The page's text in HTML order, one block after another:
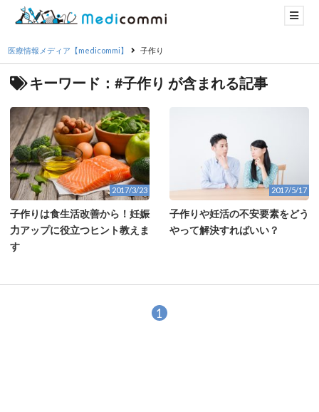
医療情報メディア【medicommi】 子作り
キーワード：#子作り が含まれる記事
2017/3/23
子作りは食生活改善から！妊娠
力アップに役立つヒント教えま
す
2017/5/17
子作りや妊活の不安要素をどう
やって解決すればいい？
1